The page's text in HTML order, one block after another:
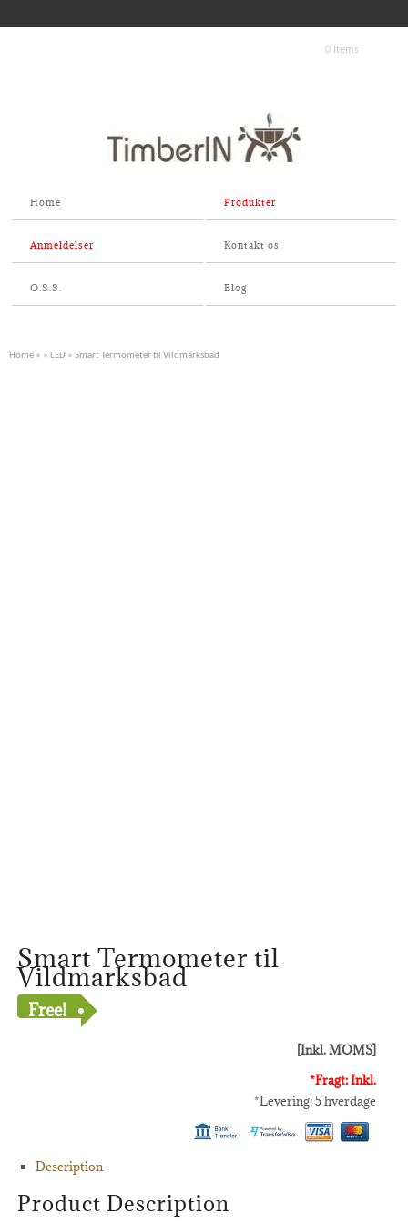
0 Items
Home Produkter
Anmeldelser Kontakt os
O.S.S. Blog
Home » » LED » Smart Termometer til Vildmarksbad
Smart Termometer til
Vildmarksbad
Free!
[Inkl. MOMS]
*Fragt: Inkl.
*Levering: 5 hverdage
Description
Product Description